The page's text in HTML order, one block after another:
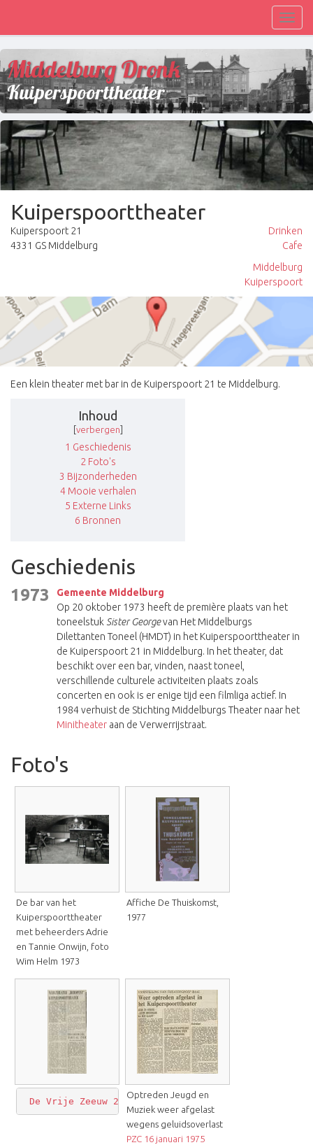
Middelburg Dronk
Kuiperspoorttheater
Kuiperspoorttheater
Kuiperspoort 21
4331 GS Middelburg
Drinken
Cafe
Middelburg
Kuiperspoort
Een klein theater met bar in de Kuiperspoort 21 te Middelburg.
Inhoud
verbergen
1 Geschiedenis
2 Foto's
3 Bijzonderheden
4 Mooie verhalen
5 Externe Links
6 Bronnen
Geschiedenis
1973
Gemeente Middelburg
Op 20 oktober 1973 heeft de première plaats van het
toneelstuk Sister Georgevan Het Middelburgs
Dilettanten Toneel (HMDT) in het Kuiperspoorttheater in
de Kuiperspoort 21 in Middelburg. In het theater, dat
beschikt over een bar, vinden, naast toneel,
verschillende culturele activiteiten plaats zoals
concerten en ook is er enige tijd een filmliga actief. In
1984 verhuist de Stichting Middelburgs Theater naar het
Minitheater aan de Verwerrijstraat.
Foto's
De bar van het
Kuiperspoorttheater
met beheerders Adrie
en Tannie Onwijn, foto
Wim Helm 1973
Affiche De Thuiskomst,
1977
De Vrije Zeeuw 26 januari 1974
Optreden Jeugd en
Muziek weer afgelast
wegens geluidsoverlast
PZC 16 januari 1975